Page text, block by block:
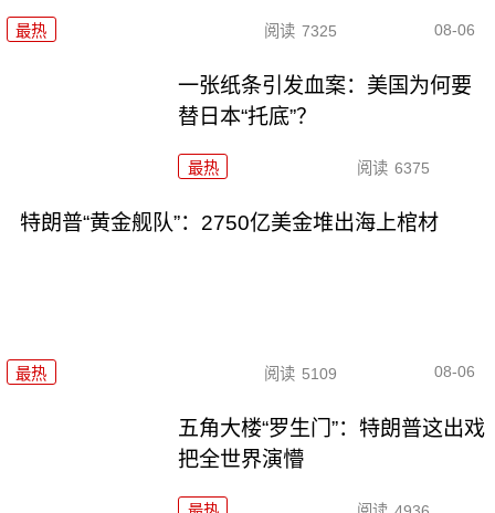
最热 阅读 7325 08-06
一张纸条引发血案：美国为何要
替日本“托底”？
最热 阅读 6375
特朗普“黄金舰队”：2750亿美金堆出海上棺材
最热 阅读 5109 08-06
五角大楼“罗生门”：特朗普这出戏
把全世界演懵